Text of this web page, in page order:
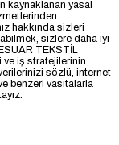
kaynaklanan yasal
hakkında sizleri
sizlere daha iyi
TEKSTİL
ve iş stratejilerinin
sözlü, internet
benzeri vasıtalarla